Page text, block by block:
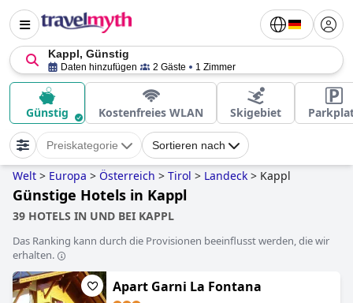
Kappl, Günstig
Daten hinzufügen 2 Gäste 1 Zimmer
Günstig Kostenfreies WLAN Skigebiet
Preiskategorie Sortieren nach
Welt > Europa > Österreich > Tirol > Landeck > Kappl
Günstige Hotels in Kappl
39 HOTELS IN UND BEI KAPPL
Das Ranking kann durch die Provisionen beeinflusst werden, die wir
erhalten.
Apart Garni La Fontana